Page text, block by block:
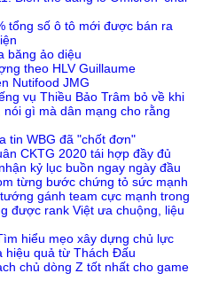
tổng số ô tô mới được bán ra
băng ảo diệu
theo HLV Guillaume
Nutifood JMG
vụ Thiều Bảo Trâm bỏ về khi
gì mà dân mạng cho rằng
tin WBG đã "chốt đơn"
CKTG 2020 tái hợp đầy đủ
kỷ lục buồn ngay ngày đầu
từng bước chứng tỏ sức mạnh
gánh team cực mạnh trong
được rank Việt ưa chuộng, liệu
hiểu mẹo xây dựng chủ lực
hiệu quả từ Thách Đấu
chủ dòng Z tốt nhất cho game